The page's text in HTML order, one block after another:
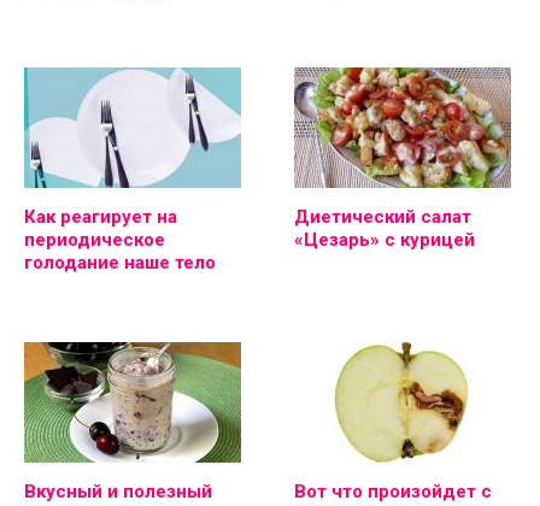
Как реагирует на
периодическое
голодание наше тело
Диетический салат
«Цезарь» с курицей
Вкусный и полезный
Вот что произойдет с